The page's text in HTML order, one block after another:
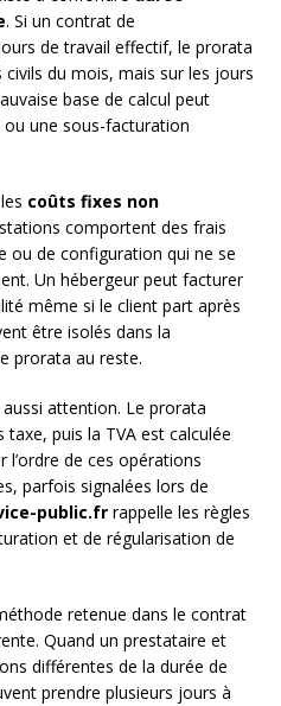
. Si un contrat de
de travail effectif, le prorata
du mois, mais sur les jours
base de calcul peut
une sous-facturation
coûts fixes non
comportent des frais
ou de configuration qui ne se
Un hébergeur peut facturer
même si le client part après
être isolés dans la
prorata au reste.
attention. Le prorata
puis la TVA est calculée
l’ordre de ces opérations
parfois signalées lors de
public.fr rappelle les règles
et de régularisation de
retenue dans le contrat
Quand un prestataire et
différentes de la durée de
prendre plusieurs jours à